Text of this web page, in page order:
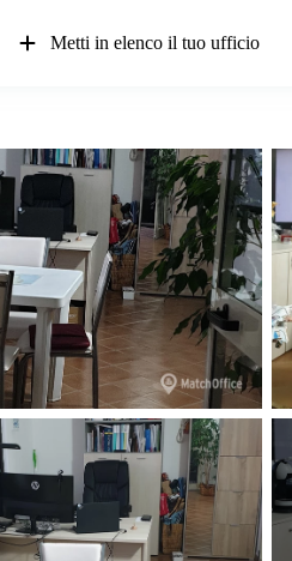
Metti in elenco il tuo ufficio